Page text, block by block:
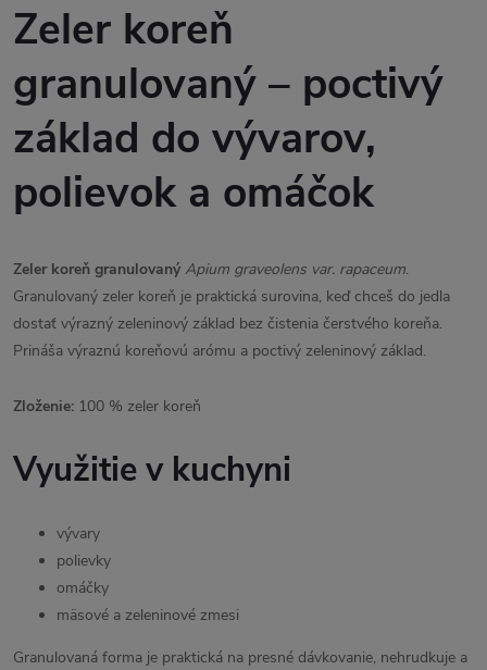
Zeler koreň
granulovaný – poctivý
základ do vývarov,
polievok a omáčok
Zeler koreň granulovaný Apium graveolens var. rapaceum.
Granulovaný zeler koreň je praktická surovina, keď chceš do jedla
dostať výrazný zeleninový základ bez čistenia čerstvého koreňa.
Prináša výraznú koreňovú arómu a poctivý zeleninový základ.
Zloženie: 100 % zeler koreň
Využitie v kuchyni
vývary
polievky
omáčky
mäsové a zeleninové zmesi
Granulovaná forma je praktická na presné dávkovanie, nehrudkuje a